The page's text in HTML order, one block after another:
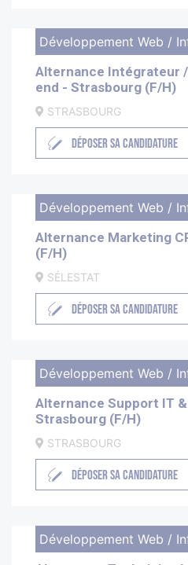
Développement Web /
Alternance Intégrateur
end - Strasbourg (F/H)
STRASBOURG
DÉPOSER SA CANDIDATURE
Développement Web /
Alternance Marketing
(F/H)
SÉLESTAT
DÉPOSER SA CANDIDATURE
Développement Web /
Alternance Support IT
Strasbourg (F/H)
STRASBOURG
DÉPOSER SA CANDIDATURE
Développement Web /